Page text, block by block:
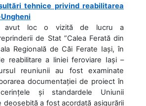
tehnice privind reabilitarea
avut loc o vizită de lucru a
de Stat ”Calea Ferată din
Regională de Căi Ferate Iași, în
reabilitare a liniei feroviare Iași –
reuniunii au fost examinate
documentației de proiect în
și standardele Uniunii
deosebită a fost acordată asigurării